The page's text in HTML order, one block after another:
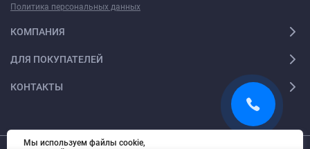
Политика персональных данных
КОМПАНИЯ
ДЛЯ ПОКУПАТЕЛЕЙ
КОНТАКТЫ
Мы используем файлы cookie,